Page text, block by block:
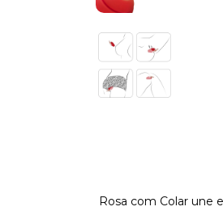
Rosa com Colar une